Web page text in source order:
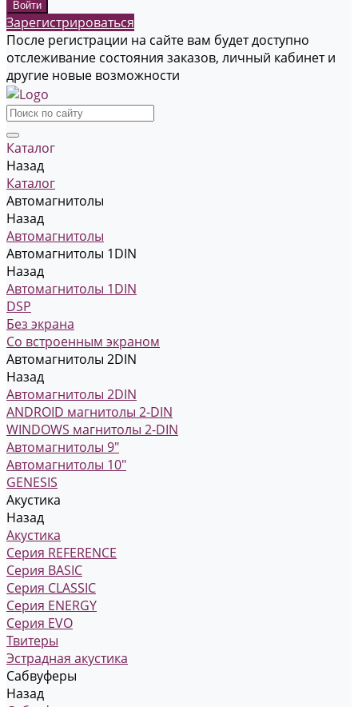
Зарегистрироваться
После регистрации на сайте вам будет доступно
отслеживание состояния заказов, личный кабинет и
другие новые возможности
Каталог
Назад
Каталог
Автомагнитолы
Назад
Автомагнитолы
Автомагнитолы 1DIN
Назад
Автомагнитолы 1DIN
DSP
Без экрана
Со встроенным экраном
Автомагнитолы 2DIN
Назад
Автомагнитолы 2DIN
ANDROID магнитолы 2-DIN
WINDOWS магнитолы 2-DIN
Автомагнитолы 9"
Автомагнитолы 10"
GENESIS
Акустика
Назад
Акустика
Серия REFERENCE
Серия BASIC
Серия CLASSIC
Серия ENERGY
Серия EVO
Твитеры
Эстрадная акустика
Сабвуферы
Назад